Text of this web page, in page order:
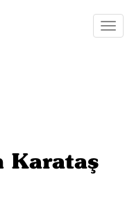
Karataş